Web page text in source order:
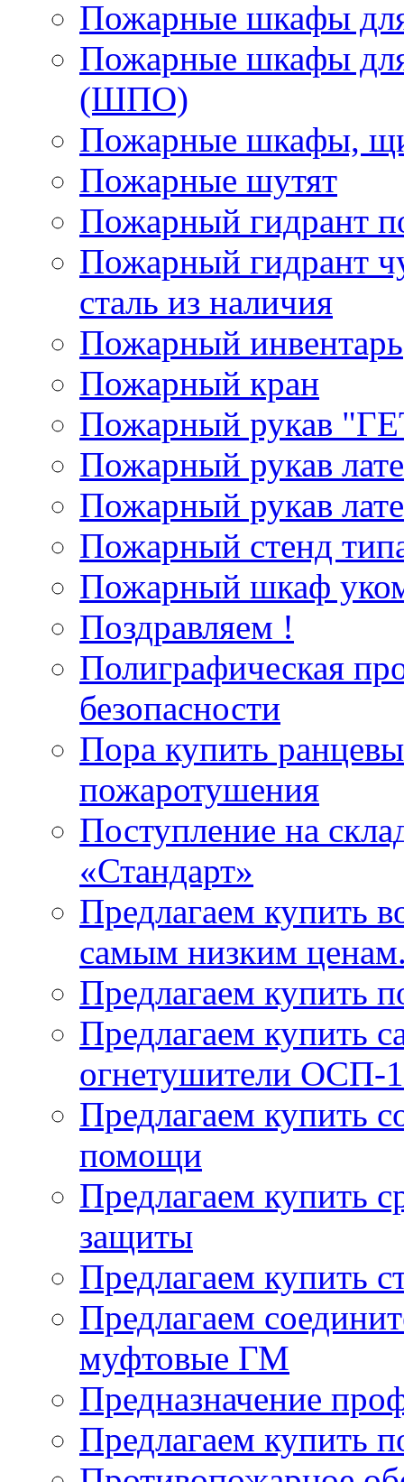
Пожарные шкафы
Пожарные шкафы
(ШПО)
Пожарные шкафы,
Пожарные шутят
Пожарный гидрант
Пожарный гидрант
сталь из наличия
Пожарный инвентарь
Пожарный кран
Пожарный рукав
Пожарный рукав
Пожарный рукав
Пожарный стенд
Пожарный шкаф
Поздравляем !
Полиграфическая
безопасности
Пора купить
пожаротушения
Поступление на
«Стандарт»
Предлагаем купить
самым низким
Предлагаем купить
Предлагаем купить
огнетушители
Предлагаем купить
помощи
Предлагаем купить
защиты
Предлагаем купить
Предлагаем
муфтовые ГМ
Предназначение
Предлагаем купить